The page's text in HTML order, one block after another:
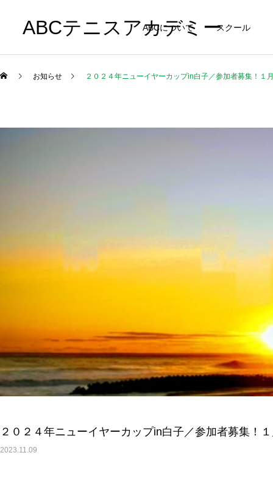
ABCテニスアカデミー
ABCについて スクール
お知らせ ２０２４年ニューイヤーカップin白子／参加者募集！１
２０２４年ニューイヤーカップin白子／参加者募集！
2023.11.09